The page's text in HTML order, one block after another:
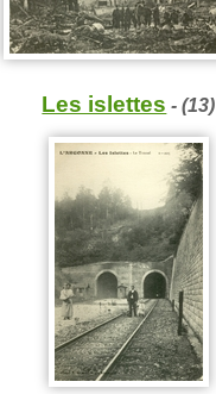
Les islettes - (13)